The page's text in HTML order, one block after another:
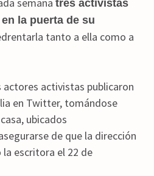
tres activistas
la puerta de su
tanto a ella como a
actores activistas publicaron
en Twitter, tomándose
ubicados
de que la dirección
la escritora el 22 de